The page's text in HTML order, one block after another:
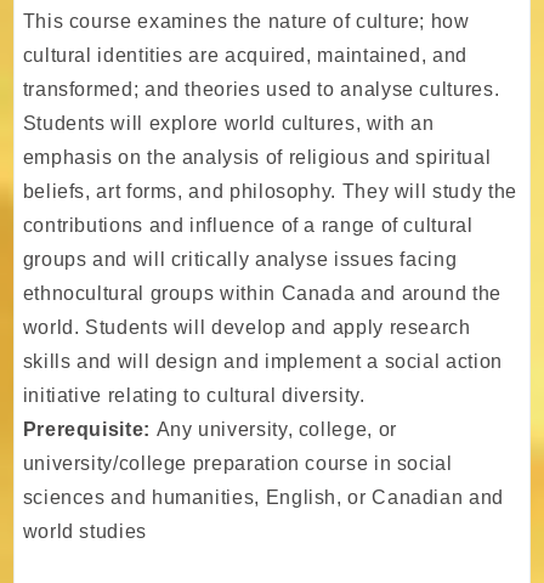
This course examines the nature of culture; how
cultural identities are acquired, maintained, and
transformed; and theories used to analyse cultures.
Students will explore world cultures, with an
emphasis on the analysis of religious and spiritual
beliefs, art forms, and philosophy. They will study the
contributions and influence of a range of cultural
groups and will critically analyse issues facing
ethnocultural groups within Canada and around the
world. Students will develop and apply research
skills and will design and implement a social action
initiative relating to cultural diversity.
Prerequisite: Any university, college, or
university/college preparation course in social
sciences and humanities, English, or Canadian and
world studies